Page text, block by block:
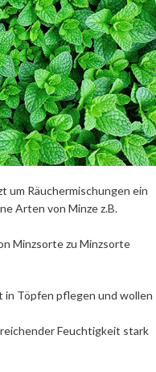
um Räuchermischungen ein
Arten von Minze z.B.
Minzsorte zu Minzsorte
in Töpfen pflegen und wollen
Feuchtigkeit stark